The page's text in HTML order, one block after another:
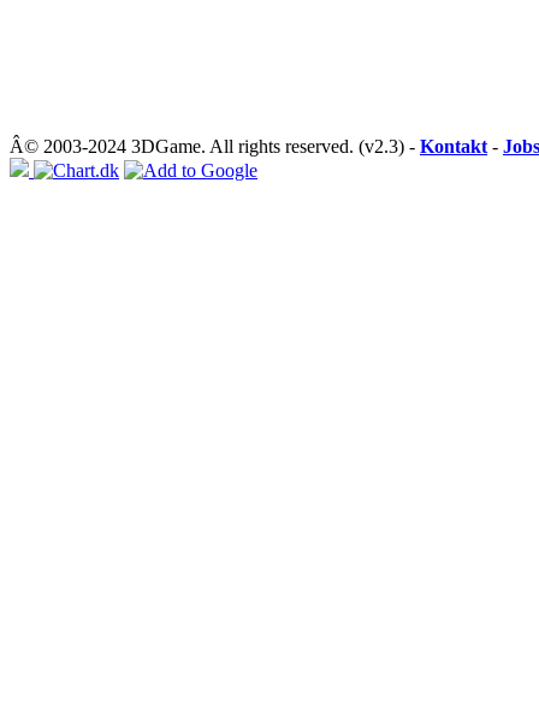
Â© 2003-2024 3DGame. All rights reserved. (v2.3) - Kontakt - Jobs